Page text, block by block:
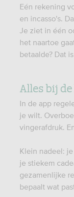
Eén rekening
en incasso's.
Je ziet in één
het naartoe
betaalde? Dat
Alles bij
In de app
je wilt.
vingerafdruk.
Klein nadeel:
je stiekem
gezamenlijke
bepaalt wat